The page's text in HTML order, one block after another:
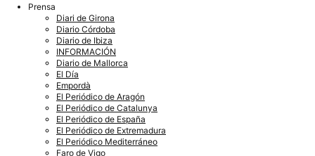
Prensa
Diari de Girona
Diario Córdoba
Diario de Ibiza
INFORMACIÓN
Diario de Mallorca
El Día
Empordà
El Periódico de Aragón
El Periódico de Catalunya
El Periódico de España
El Periódico de Extremadura
El Periódico Mediterráneo
Faro de Vigo